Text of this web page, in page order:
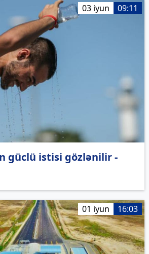
03 iyun 09:11
güclü istisi gözlənilir -
01 iyun 16:03